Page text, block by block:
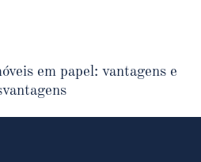
em papel: vantagens e